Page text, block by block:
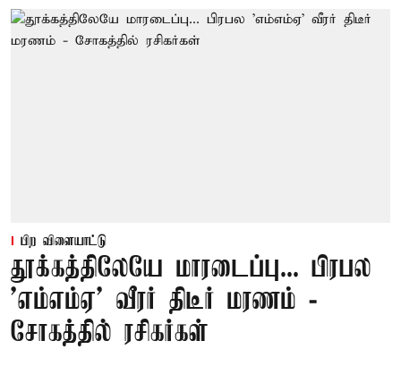
பிற விளையாட்டு
தூக்கத்திலேயே மாரடைப்பு... பிரபல
’எம்எம்ஏ’ வீரர் திடீர் மரணம் -
சோகத்தில் ரசிகர்கள்